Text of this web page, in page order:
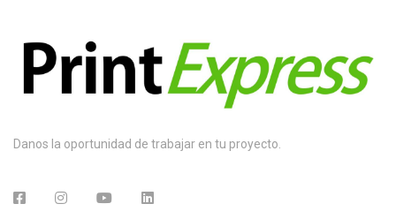
Danos la oportunidad de trabajar en tu proyecto.